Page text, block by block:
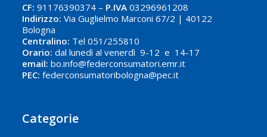
CF:91176390374 – P.IVA 03296961208
Indirizzo: Via Guglielmo Marconi 67/2 | 40122
Bologna
Centralino: Tel 051/255810
Orario: dal lunedì al venerdì 9-12 e 14-17
email:bo.info@federconsumatori.emr.it
PEC: federconsumatoribologna@pec.it
Categorie